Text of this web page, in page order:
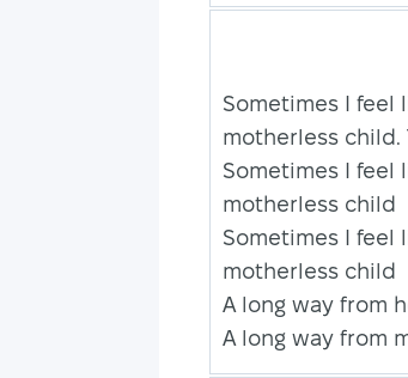
Sometimes I feel
motherless child.
Sometimes I feel
motherless child
Sometimes I feel
motherless child
A long way from
A long way from